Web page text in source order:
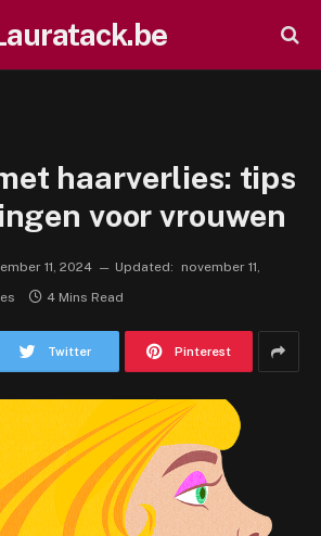
haarverlies: tips
voor vrouwen
11, 2024 Updated:
november 11,
4 Mins Read
Twitter Pinterest